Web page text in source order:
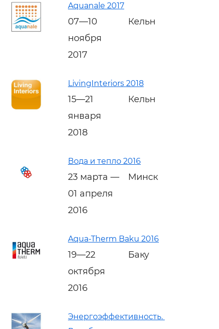
Aquanale 2017
07—10
ноября
2017
Кельн
LivingInteriors 2018
15—21
января
2018
Кельн
Вода и тепло 2016
23 марта —
01 апреля
2016
Минск
Aqua-Therm Baku 2016
19—22
октября
2016
Баку
Энергоэффективность.